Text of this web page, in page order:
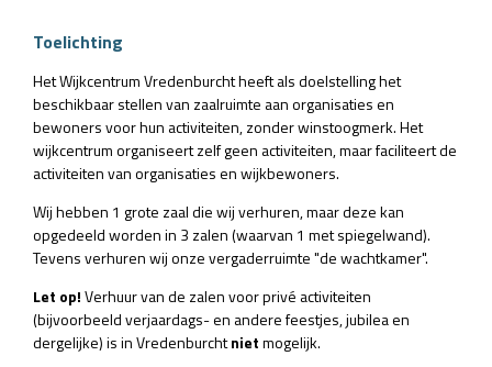
Toelichting
Het Wijkcentrum Vredenburcht heeft als doelstelling het
beschikbaar stellen van zaalruimte aan organisaties en
bewoners voor hun activiteiten, zonder winstoogmerk. Het
wijkcentrum organiseert zelf geen activiteiten, maar faciliteert de
activiteiten van organisaties en wijkbewoners.
Wij hebben 1 grote zaal die wij verhuren, maar deze kan
opgedeeld worden in 3 zalen (waarvan 1 met spiegelwand).
Tevens verhuren wij onze vergaderruimte "de wachtkamer".
Let op!Verhuur van de zalen voor privé activiteiten
(bijvoorbeeld verjaardags- en andere feestjes, jubilea en
dergelijke) is in Vredenburchtnietmogelijk.